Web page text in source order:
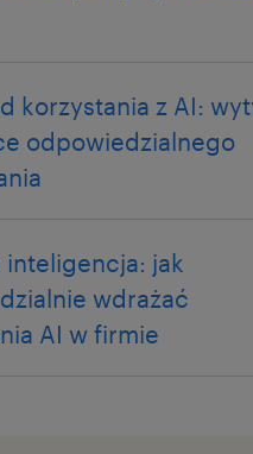
korzystania z AI:
odpowiedzialnego
inteligencja: jak
wdrażać
AI w firmie